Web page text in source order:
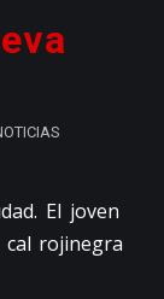
El joven
rojinegra